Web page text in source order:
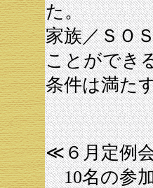
た。
家族／ＳＯ
ことができ
条件は満た
≪６月定例
10名の参加